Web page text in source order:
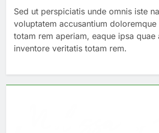
Sed ut perspiciatis unde omnis iste
voluptatem accusantium doloremque
totam rem aperiam, eaque ipsa quae
inventore veritatis totam rem.